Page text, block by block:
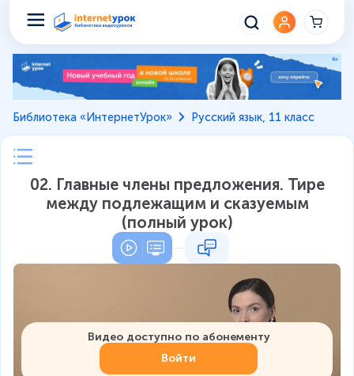
Библиотека «ИнтернетУрок» Русский язык, 11 класс
02. Главные члены предложения. Тире
между подлежащим и сказуемым
(полный урок)
Видео доступно по абонементу
Войти